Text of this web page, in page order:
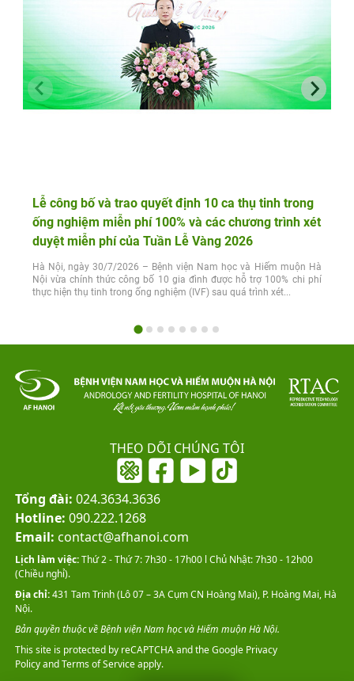
Lễ công bố và trao quyết định 10 ca thụ tinh trong
ống nghiệm miễn phí 100% và các chương trình xét
duyệt miễn phí của Tuần Lễ Vàng 2026
Hà Nội, ngày 30/7/2026 – Bệnh viện Nam học và Hiếm muộn Hà
Nội vừa chính thức công bố 10 gia đình được hỗ trợ 100% chi phí
thực hiện thụ tinh trong ống nghiệm (IVF) sau quá trình xét...
THEO DÕI CHÚNG TÔI
Tổng đài: 024.3634.3636
Hotline: 090.222.1268
Email: contact@afhanoi.com
This site is protected by reCAPTCHA and the GooglePrivacy
PolicyandTerms of Serviceapply.
Lịch làm việc:Thứ 2 - Thứ 7: 7h30 - 17h00 l Chủ Nhật: 7h30 - 12h00
(Chiều nghỉ).
Địa chỉ:431 Tam Trinh (Lô 07 – 3A Cụm CN Hoàng Mai), P. Hoàng Mai, Hà
Nội.
Bản quyền thuộc về Bệnh viện Nam học và Hiếm muộn Hà Nội.